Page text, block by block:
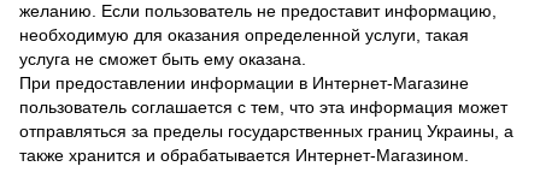
желанию. Если пользователь не предоставит информацию,
необходимую для оказания определенной услуги, такая
услуга не сможет быть ему оказана.
При предоставлении информации в Интернет-Магазине
пользователь соглашается с тем, что эта информация может
отправляться за пределы государственных границ Украины, а
также хранится и обрабатывается Интернет-Магазином.